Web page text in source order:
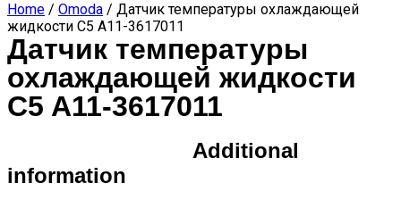
Home / Omoda / Датчик температуры охлаждающей
жидкости C5 A11-3617011
Датчик температуры
охлаждающей жидкости
C5 A11-3617011
Additional
information